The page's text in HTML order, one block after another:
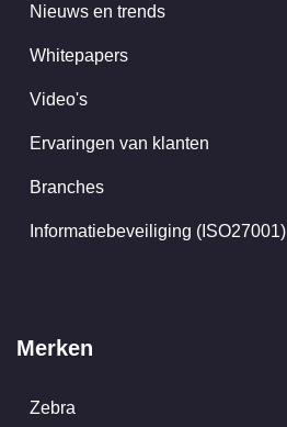
Nieuws en trends
Whitepapers
Video's
Ervaringen van klanten
Branches
Informatiebeveiliging (ISO27001)
Merken
Zebra